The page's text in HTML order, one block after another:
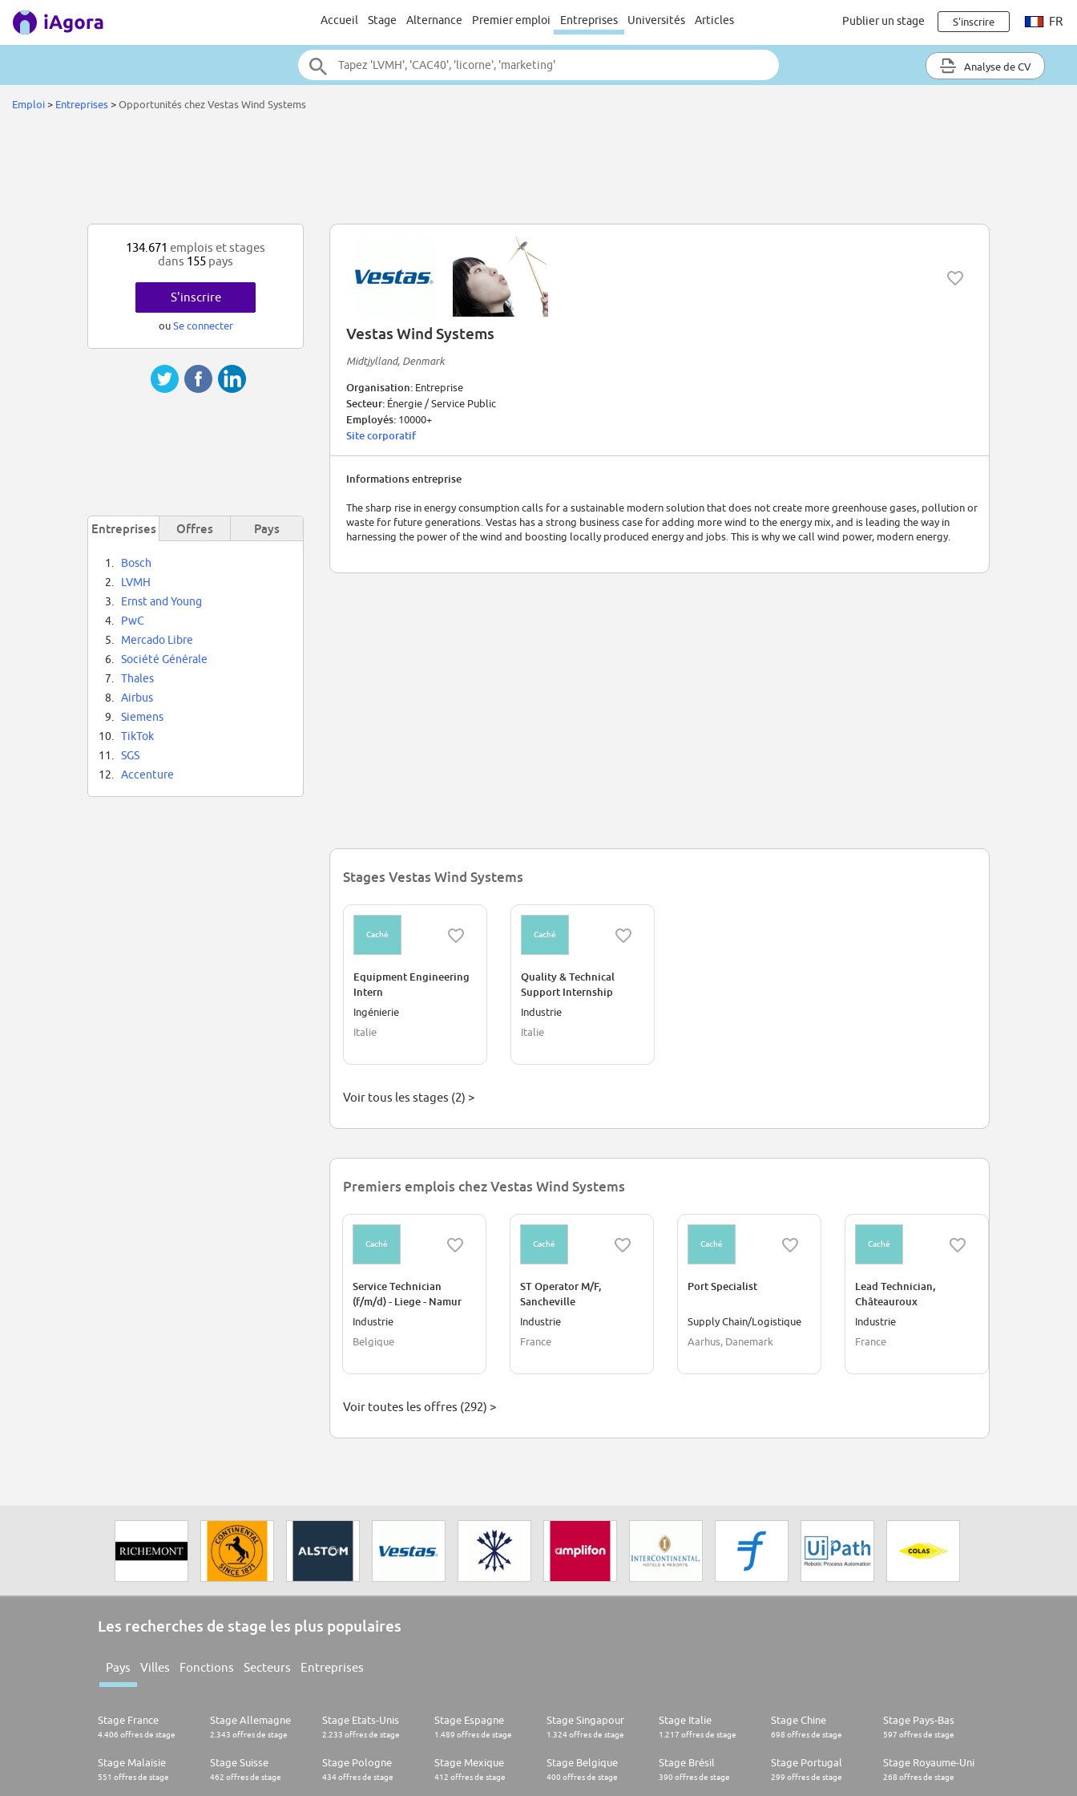
Accueil Stage Alternance Premier emploi Entreprises Universités Articles Publier un stage S'inscrire FR
Analyse de CV
Emploi> Entreprises>Opportunités chez Vestas Wind Systems
Vestas Wind Systems
Midtjylland, Denmark
Organisation: Entreprise
Secteur: Énergie / Service Public
Employés: 10000+
Site corporatif
Informations entreprise
The sharp rise in energy consumption calls for a sustainable modern solution that does not create more greenhouse gases, pollution or
waste for future generations. Vestas has a strong business case for adding more wind to the energy mix, and is leading the way in
harnessing the power of the wind and boosting locally produced energy and jobs. This is why we call wind power, modern energy.
Stages Vestas Wind Systems
Caché
Equipment Engineering
Intern
Ingénierie
Italie
Caché
Quality & Technical
Support Internship
Industrie
Italie
Voir tous les stages (2) >
Premiers emplois chez Vestas Wind Systems
Caché
Service Technician
(f/m/d) - Liege - Namur
Industrie
Belgique
Caché
ST Operator M/F,
Sancheville
Industrie
France
Caché
Port Specialist
Supply Chain/Logistique
Aarhus, Danemark
Caché
Lead Technician,
Châteauroux
Industrie
France
Voir toutes les offres (292) >
134.671 emplois et stages
dans 155 pays
S'inscrire
ouSe connecter
Entreprises Offres Pays
1.
Bosch
2.
LVMH
3.
Ernst and Young
4.
PwC
5.
Mercado Libre
6.
Société Générale
7.
Thales
8.
Airbus
9.
Siemens
10.
TikTok
11.
SGS
12.
Accenture
Les recherches de stage les plus populaires
Pays Villes Fonctions Secteurs Entreprises
Stage France
4.406 offres de stage
Stage Allemagne
2.343 offres de stage
Stage Etats-Unis
2.233 offres de stage
Stage Espagne
1.489 offres de stage
Stage Singapour
1.324 offres de stage
Stage Italie
1.217 offres de stage
Stage Chine
698 offres de stage
Stage Pays-Bas
597 offres de stage
Stage Malaisie
551 offres de stage
Stage Suisse
462 offres de stage
Stage Pologne
434 offres de stage
Stage Mexique
412 offres de stage
Stage Belgique
400 offres de stage
Stage Brésil
390 offres de stage
Stage Portugal
299 offres de stage
Stage Royaume-Uni
268 offres de stage